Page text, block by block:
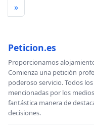
»
Peticion.es
Proporcionamos
Comienza una petición
poderoso servicio. Todos
mencionadas por los
fantástica manera de
decisiones.